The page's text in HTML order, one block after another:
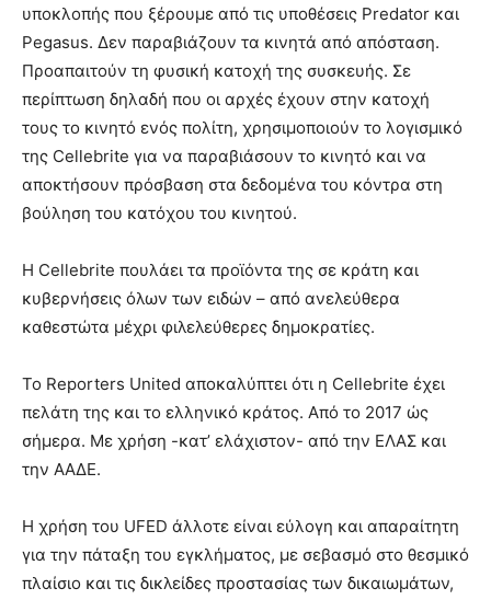
υποκλοπής που ξέρουμε από τις υποθέσεις Predator και
Pegasus. Δεν παραβιάζουν τα κινητά από απόσταση.
Προαπαιτούν τη φυσική κατοχή της συσκευής. Σε
περίπτωση δηλαδή που οι αρχές έχουν στην κατοχή
τους το κινητό ενός πολίτη, χρησιμοποιούν το λογισμικό
της Cellebrite για να παραβιάσουν το κινητό και να
αποκτήσουν πρόσβαση στα δεδομένα του κόντρα στη
βούληση του κατόχου του κινητού.
Η Cellebrite πουλάει τα προϊόντα της σε κράτη και
κυβερνήσεις όλων των ειδών – από ανελεύθερα
καθεστώτα μέχρι φιλελεύθερες δημοκρατίες.
Το Reporters United αποκαλύπτει ότι η Cellebrite έχει
πελάτη της και το ελληνικό κράτος. Από το 2017 ώς
σήμερα. Με χρήση -κατ’ ελάχιστον- από την ΕΛΑΣ και
την ΑΑΔΕ.
Η χρήση του UFED άλλοτε είναι εύλογη και απαραίτητη
για την πάταξη του εγκλήματος, με σεβασμό στο θεσμικό
πλαίσιο και τις δικλείδες προστασίας των δικαιωμάτων,